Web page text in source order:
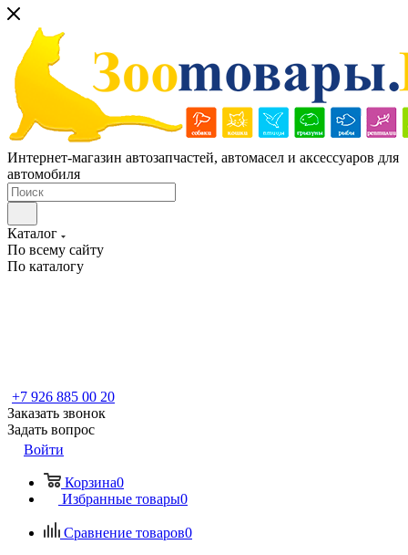
Интернет-магазин автозапчастей, автомасел и аксессуаров для
автомобиля
Каталог
По всему сайту
По каталогу
+7 926 885 00 20
Заказать звонок
Задать вопрос
Войти
Корзина0
Избранные товары0
Сравнение товаров0